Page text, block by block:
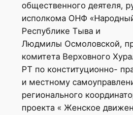
общественного деятеля,
исполкома ОНФ
Республике Тыва и
Людмилы Осмоловской,
комитета Верховного
РТ по конституционно-
и местному
регионального
проекта « Женское